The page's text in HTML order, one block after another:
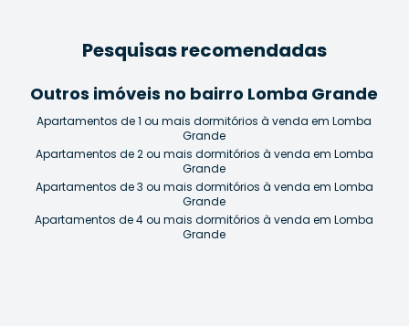
Pesquisas recomendadas
Outros imóveis no bairro Lomba Grande
Apartamentos de 1 ou mais dormitórios à venda em Lomba
Grande
Apartamentos de 2 ou mais dormitórios à venda em Lomba
Grande
Apartamentos de 3 ou mais dormitórios à venda em Lomba
Grande
Apartamentos de 4 ou mais dormitórios à venda em Lomba
Grande